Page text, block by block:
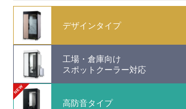
デザインタイプ
工場・倉庫向け
スポットクーラー対応
高防音タイプ